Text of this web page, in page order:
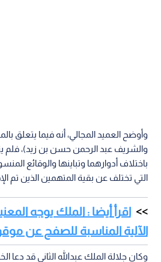
وأوضح العميد المجالي، أنه فيما يتعلق
والشريف عبد الرحمن حسن بن زيد)، فلم
باختلاف أدوارهما وتباينها والوقائع
التي تختلف عن بقية المتهمين الذين تم
اقرأ أيضا : الملك يوجه
الآلية المناسبة للصفح عن
وكان جلالة الملك عبدالله الثاني قد دعا